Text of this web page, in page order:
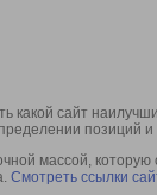
какой сайт
позиций и
массой,
Смотреть ссылки